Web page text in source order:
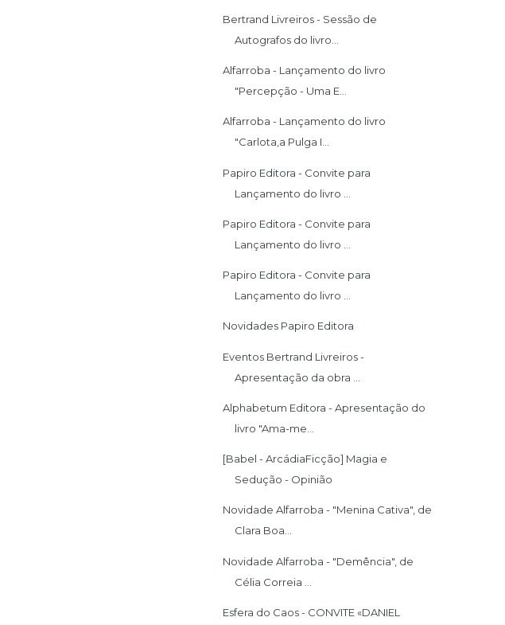
Bertrand Livreiros - Sessão de
Autografos do livro...
Alfarroba - Lançamento do livro
"Percepção - Uma E...
Alfarroba - Lançamento do livro
"Carlota,a Pulga I...
Papiro Editora - Convite para
Lançamento do livro ...
Papiro Editora - Convite para
Lançamento do livro ...
Papiro Editora - Convite para
Lançamento do livro ...
Novidades Papiro Editora
Eventos Bertrand Livreiros -
Apresentação da obra ...
Alphabetum Editora - Apresentação do
livro "Ama-me...
[Babel - ArcádiaFicção] Magia e
Sedução - Opinião
Novidade Alfarroba - "Menina Cativa", de
Clara Boa...
Novidade Alfarroba - "Demência", de
Célia Correia ...
Esfera do Caos - CONVITE «DANIEL